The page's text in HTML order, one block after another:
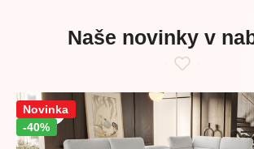
Naše novinky v
Sleva!
-40%
Novinka